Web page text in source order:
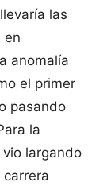
las
en
anomalía
el primer
pasando
la
largando